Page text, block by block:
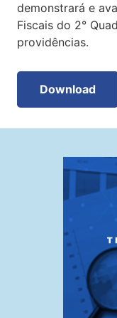
demonstrará e
Fiscais do 2°
providências.
Download